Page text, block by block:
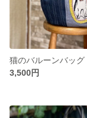
猫のバルーンバッグ
3,500円